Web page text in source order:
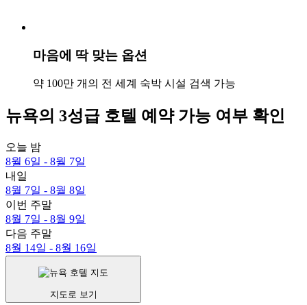
마음에 딱 맞는 옵션
약 100만 개의 전 세계 숙박 시설 검색 가능
뉴욕의 3성급 호텔 예약 가능 여부 확인
오늘 밤
8월 6일 - 8월 7일
내일
8월 7일 - 8월 8일
이번 주말
8월 7일 - 8월 9일
다음 주말
8월 14일 - 8월 16일
지도로 보기